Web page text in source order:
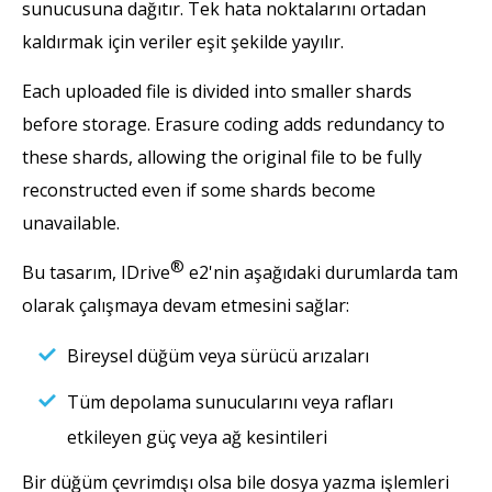
sunucusuna dağıtır. Tek hata noktalarını ortadan
kaldırmak için veriler eşit şekilde yayılır.
Each uploaded file is divided into smaller shards
before storage. Erasure coding adds redundancy to
these shards, allowing the original file to be fully
reconstructed even if some shards become
unavailable.
Bu tasarım, IDrive® e2'nin aşağıdaki durumlarda tam
olarak çalışmaya devam etmesini sağlar:
Bireysel düğüm veya sürücü arızaları
Tüm depolama sunucularını veya rafları
etkileyen güç veya ağ kesintileri
Bir düğüm çevrimdışı olsa bile dosya yazma işlemleri